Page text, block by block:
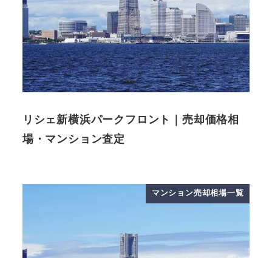
リシェ新横浜パークフロント｜売却価格相
場・マンション査定
マンション売却相場一覧